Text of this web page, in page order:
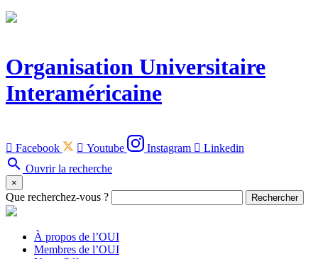
Organisation Universitaire
Interaméricaine
 Facebook  Youtube Instagram  Linkedin
search Ouvrir la recherche
×
Que recherchez-vous ? Rechercher
À propos de l’OUI
Membres de l’OUI